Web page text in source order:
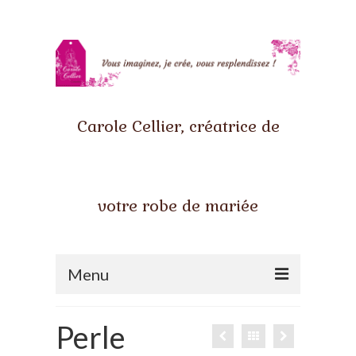
Carole Cellier, créatrice de
votre robe de mariée
Menu
Qui suis-je ?
Perle